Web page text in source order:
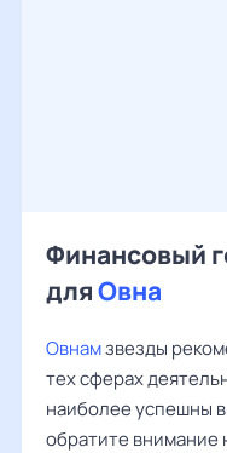
Финансовый
дляОвна
Овнамзвезды
тех сферах
наиболее успешны
обратите внимание